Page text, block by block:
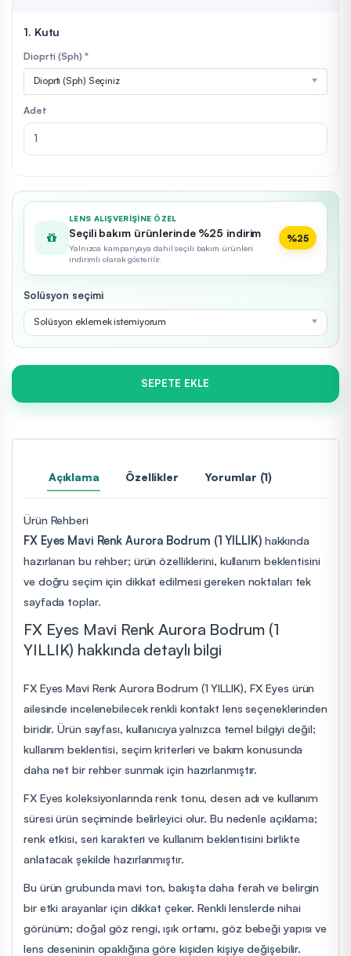
1. Kutu
Dioprti (Sph) *
Dioprti (Sph) Seçiniz
Adet
LENS ALIŞVERIŞINE ÖZEL
Seçili bakım ürünlerinde %25 indirim
Yalnızca kampanyaya dahil seçili bakım ürünleri
indirimli olarak gösterilir.
%25
Solüsyon seçimi
Solüsyon eklemek istemiyorum
SEPETE EKLE
Açıklama Özellikler Yorumlar (1)
Ürün Rehberi
FX Eyes Mavi Renk Aurora Bodrum (1 YILLIK)hakkında
hazırlanan bu rehber; ürün özelliklerini, kullanım beklentisini
ve doğru seçim için dikkat edilmesi gereken noktaları tek
sayfada toplar.
FX Eyes Mavi Renk Aurora Bodrum (1
YILLIK) hakkında detaylı bilgi
FX Eyes Mavi Renk Aurora Bodrum (1 YILLIK), FX Eyes ürün
ailesinde incelenebilecek renkli kontakt lens seçeneklerinden
biridir. Ürün sayfası, kullanıcıya yalnızca temel bilgiyi değil;
kullanım beklentisi, seçim kriterleri ve bakım konusunda
daha net bir rehber sunmak için hazırlanmıştır.
FX Eyes koleksiyonlarında renk tonu, desen adı ve kullanım
süresi ürün seçiminde belirleyici olur. Bu nedenle açıklama;
renk etkisi, seri karakteri ve kullanım beklentisini birlikte
anlatacak şekilde hazırlanmıştır.
Bu ürün grubunda mavi ton, bakışta daha ferah ve belirgin
bir etki arayanlar için dikkat çeker. Renkli lenslerde nihai
görünüm; doğal göz rengi, ışık ortamı, göz bebeği yapısı ve
lens deseninin opaklığına göre kişiden kişiye değişebilir.